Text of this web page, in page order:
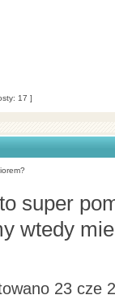
17 ]
super
wtedy
23 cze